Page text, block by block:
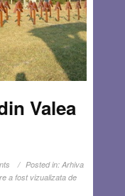
Valea
Posted in: Arhiva
a fost vizualizata de